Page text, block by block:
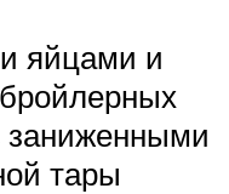
яйцами и
заниженными
тары